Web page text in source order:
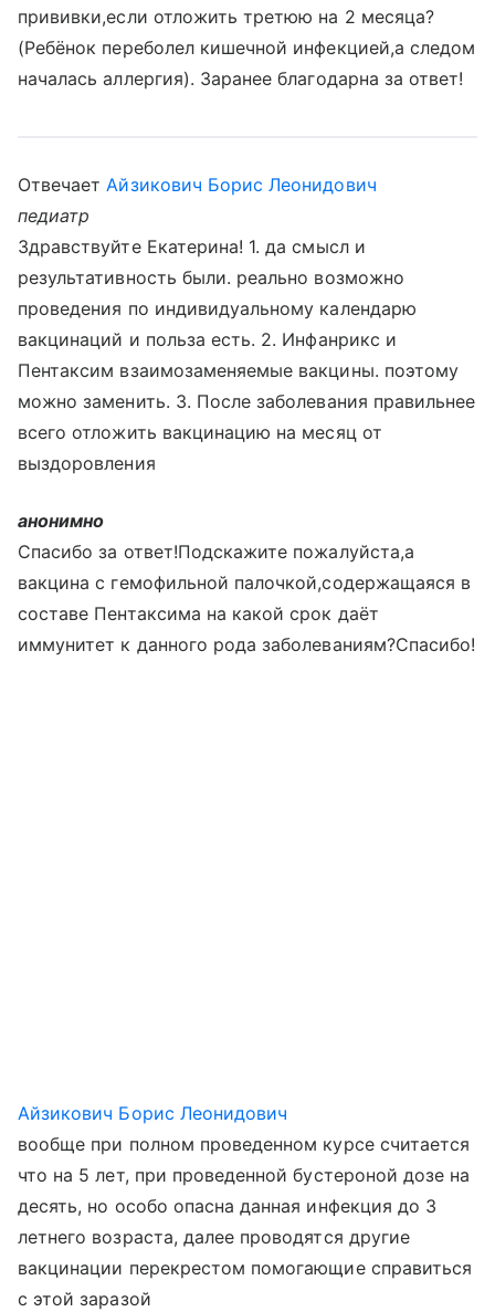
прививки,если отложить третюю на 2 месяца?
(Ребёнок переболел кишечной инфекцией,а следом
началась аллергия). Заранее благодарна за ответ!
ОтвечаетАйзикович Борис Леонидович
педиатр
Здравствуйте Екатерина! 1. да смысл и
результативность были. реально возможно
проведения по индивидуальному календарю
вакцинаций и польза есть. 2. Инфанрикс и
Пентаксим взаимозаменяемые вакцины. поэтому
можно заменить. 3. После заболевания правильнее
всего отложить вакцинацию на месяц от
выздоровления
анонимно
Спасибо за ответ!Подскажите пожалуйста,а
вакцина с гемофильной палочкой,содержащаяся в
составе Пентаксима на какой срок даёт
иммунитет к данного рода заболеваниям?Спасибо!
Айзикович Борис Леонидович
вообще при полном проведенном курсе считается
что на 5 лет, при проведенной бустероной дозе на
десять, но особо опасна данная инфекция до 3
летнего возраста, далее проводятся другие
вакцинации перекрестом помогающие справиться
с этой заразой